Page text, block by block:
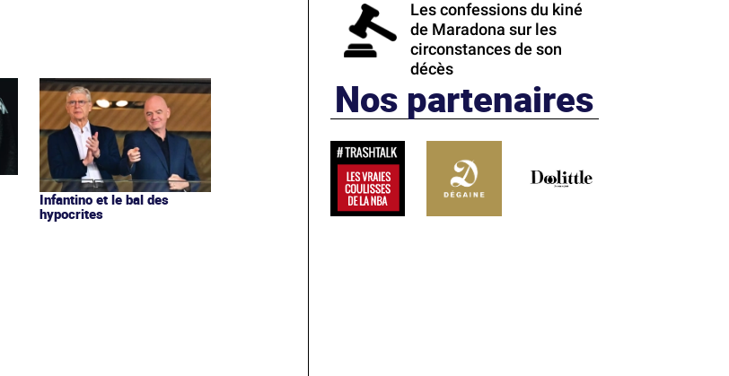
Infantino et le bal des
hypocrites
Les confessions du kiné
de Maradona sur les
circonstances de son
décès
Nos partenaires